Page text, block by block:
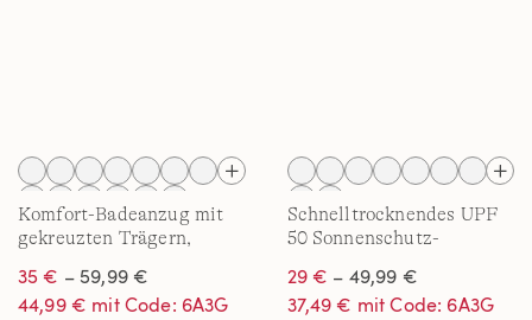
Komfort-Badeanzug mit
gekreuzten Trägern,
35 € – 59,99 €
44,99 € mit Code: 6A3G
Schnelltrocknendes UPF
50 Sonnenschutz-
29 € – 49,99 €
37,49 € mit Code: 6A3G